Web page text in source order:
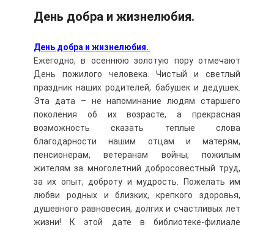
День добра и жизнелюбия.
День добра и жизнелюбия.
Ежегодно, в осеннюю золотую пору отмечают
День пожилого человека. Чистый и светлый
праздник наших родителей, бабушек и дедушек.
Эта дата – не напоминание людям старшего
поколения об их возрасте, а прекрасная
возможность сказать теплые слова
благодарности нашим отцам и матерям,
пенсионерам, ветеранам войны, пожилым
жителям за многолетний добросовестный труд,
за их опыт, доброту и мудрость. Пожелать им
любви родных и близких, крепкого здоровья,
душевного равновесия, долгих и счастливых лет
жизни! К этой дате в библиотеке-филиале